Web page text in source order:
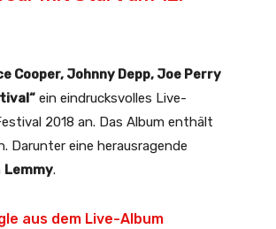
Cooper, Johnny Depp, Joe Perry
ein eindrucksvolles Live-
2018 an. Das Album enthält
Darunter eine herausragende
Lemmy.
aus dem Live-Album